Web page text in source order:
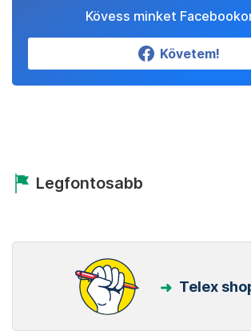
Kövess minket
Követem!
Legfontosabb
Telex